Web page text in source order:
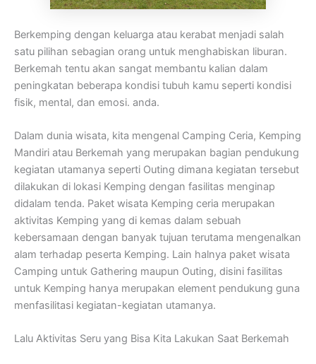
Berkemping dengan keluarga atau kerabat menjadi salah
satu pilihan sebagian orang untuk menghabiskan liburan.
Berkemah tentu akan sangat membantu kalian dalam
peningkatan beberapa kondisi tubuh kamu seperti kondisi
fisik, mental, dan emosi. anda.
Dalam dunia wisata, kita mengenal Camping Ceria, Kemping
Mandiri atau Berkemah yang merupakan bagian pendukung
kegiatan utamanya seperti Outing dimana kegiatan tersebut
dilakukan di lokasi Kemping dengan fasilitas menginap
didalam tenda. Paket wisata Kemping ceria merupakan
aktivitas Kemping yang di kemas dalam sebuah
kebersamaan dengan banyak tujuan terutama mengenalkan
alam terhadap peserta Kemping. Lain halnya paket wisata
Camping untuk Gathering maupun Outing, disini fasilitas
untuk Kemping hanya merupakan element pendukung guna
menfasilitasi kegiatan-kegiatan utamanya.
Lalu Aktivitas Seru yang Bisa Kita Lakukan Saat Berkemah